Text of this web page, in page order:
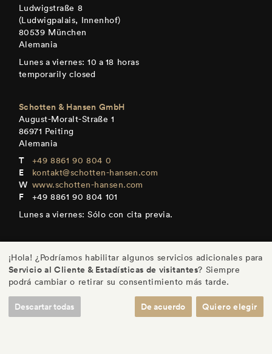
Ludwigstraße 8
(Ludwigpalais, Innenhof)
80539 München
Alemania
Lunes a viernes: 10 a 18 horas
temporarily closed
Schotten & Hansen GmbH
August-Moralt-Straße 1
86971 Peiting
Alemania
+49 8861 90 804 0
kontakt@schotten-hansen.com
www.schotten-hansen.com
+49 8861 90 804 101
Lunes a viernes: Sólo con cita previa.
DE / EN / ES / FR
¡Hola! ¿Podríamos habilitar algunos servicios adicionales para
Servicio al Cliente & Estadísticas de visitantes? Siempre
podrá cambiar o retirar su consentimiento más tarde.
Quiero elegir
Descartar todas De acuerdo